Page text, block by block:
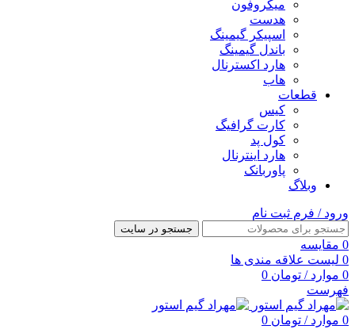
میکروفون
هدست
اسپیکر گیمینگ
باندل گیمینگ
هارد اکسترنال
هاب
قطعات
کیس
کارت گرافیگ
کول پد
هارد اینترنال
پاوربانک
وبلاگ
ورود / فرم ثبت نام
جستجو در سایت
0 مقایسه
0 لیست علاقه مندی ها
0 موارد / تومان
فهرست
0 موارد / تومان